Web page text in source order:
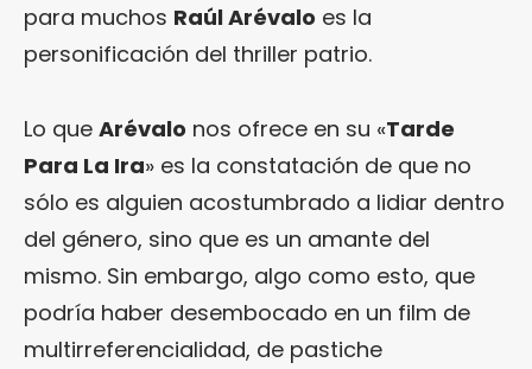
para muchos Raúl Arévalo es la
personificación del thriller patrio.
Lo que Arévalo nos ofrece en su «Tarde
Para La Ira» es la constatación de que no
sólo es alguien acostumbrado a lidiar dentro
del género, sino que es un amante del
mismo. Sin embargo, algo como esto, que
podría haber desembocado en un film de
multirreferencialidad, de pastiche